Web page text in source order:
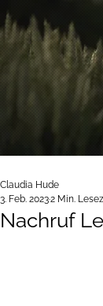
Nachruf
Claudia Hude
3. Feb. 20232 Min.